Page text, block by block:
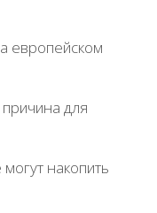
европейском
для
накопить